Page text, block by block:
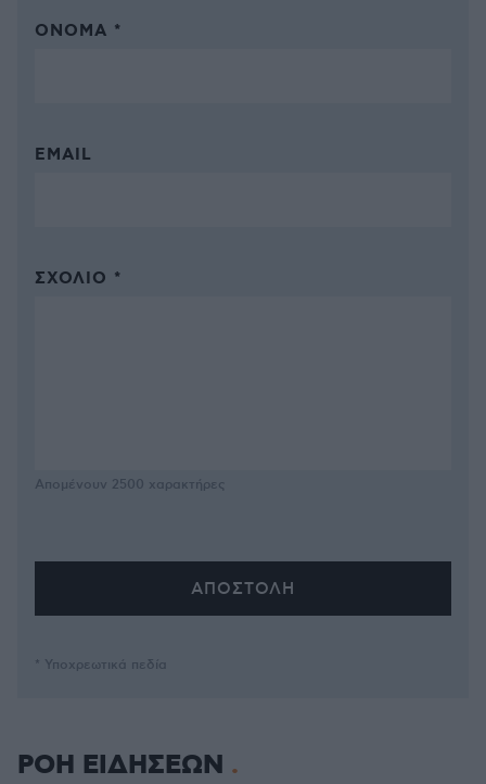
ΌΝΟΜΑ *
EMAIL
ΣΧΌΛΙΟ *
Απομένουν 2500 χαρακτήρες
* Υποχρεωτικά πεδία
ΡΟΗ ΕΙΔΗΣΕΩΝ